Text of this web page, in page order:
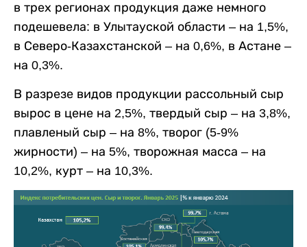
в трех регионах продукция даже немного
подешевела: в Улытауской области – на 1,5%,
в Северо-Казахстанской – на 0,6%, в Астане –
на 0,3%.
В разрезе видов продукции рассольный сыр
вырос в цене на 2,5%, твердый сыр – на 3,8%,
плавленый сыр – на 8%, творог (5-9%
жирности) – на 5%, творожная масса – на
10,2%, курт – на 10,3%.